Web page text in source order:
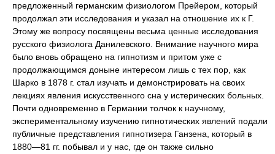
предложенный германским физиологом Прейером, который
продолжал эти исследования и указал на отношение их к Г.
Этому же вопросу посвящены весьма ценные исследования
русского физиолога Данилевского. Внимание научного мира
было вновь обращено на гипнотизм и притом уже с
продолжающимся доныне интересом лишь с тех пор, как
Шарко в 1878 г. стал изучать и демонстрировать на своих
лекциях явления искусственного сна у истерических больных.
Почти одновременно в Германии толчок к научному,
экспериментальному изучению гипнотических явлений подали
публичные представления гипнотизера Ганзена, который в
1880—81 гг. побывал и у нас, где он также сильно